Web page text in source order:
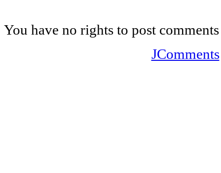
You have no rights to post comments
JComments